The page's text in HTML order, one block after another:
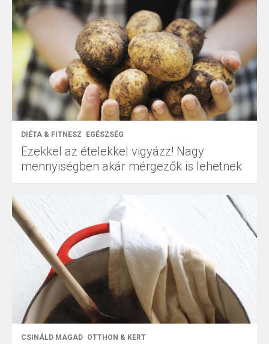
DIÉTA & FITNESZ EGÉSZSÉG
Ezekkel az ételekkel vigyázz! Nagy
mennyiségben akár mérgezők is lehetnek
CSINÁLD MAGAD OTTHON & KERT